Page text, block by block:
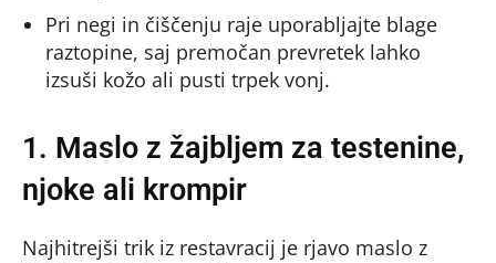
Pri negi in čiščenju raje uporabljajte blage
raztopine, saj premočan prevretek lahko
izsuši kožo ali pusti trpek vonj.
1. Maslo z žajbljem za testenine,
njoke ali krompir
Najhitrejši trik iz restavracij je rjavo maslo z